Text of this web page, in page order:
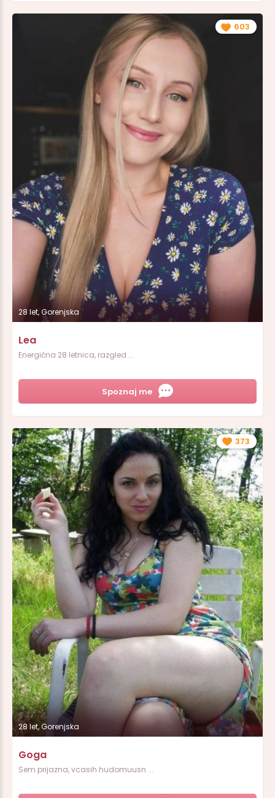
603
28 let, Gorenjska
Lea
Energična 28 letnica, razgled ...
Spoznaj me
373
28 let, Gorenjska
Goga
Sem prijazna, vcasih hudomuusn ...